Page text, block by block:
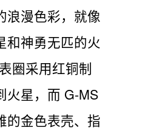
浪漫色彩，就像
和神勇无匹的火
圈采用红铜制
火星，而 G-MS
的金色表壳、指